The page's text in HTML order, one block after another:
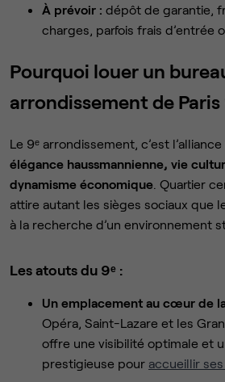
À prévoir : dépôt de garantie,
charges, parfois frais d’entrée
Pourquoi louer un
arrondissement de Paris
Le 9ᵉ arrondissement, c’est
élégance haussmannienne, vie
dynamisme économique . Quartier
attire autant les sièges sociaux que
à la recherche d’un environnement
Les atouts du 9ᵉ :
Un emplacement au cœur de
Opéra, Saint-Lazare et les
offre une visibilité optimale et
prestigieuse pour accueillir